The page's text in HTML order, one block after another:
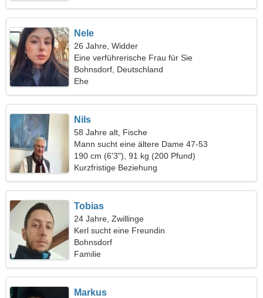
Nele
26 Jahre, Widder
Eine verführerische Frau für Sie
Bohnsdorf, Deutschland
Ehe
Nils
58 Jahre alt, Fische
Mann sucht eine ältere Dame 47-53
190 cm (6'3"), 91 kg (200 Pfund)
Kurzfristige Beziehung
Tobias
24 Jahre, Zwillinge
Kerl sucht eine Freundin
Bohnsdorf
Familie
Markus